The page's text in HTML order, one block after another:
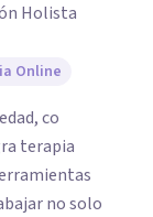
Holista
Online
co
no solo